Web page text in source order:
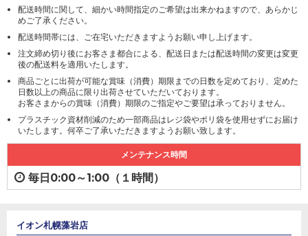
配送時間に関して、細かい時間指定のご希望は出来かねますので、あらかじ
めご了承ください。
配送時間帯には、ご在宅いただきますようお願い申し上げます。
注文締め切り後にお客さま都合による、配送日または配送時間の変更は変更
後の配送料を適用いたします。
商品ごとに出荷が可能な賞味（消費）期限までの日数を定めており、定めた
日数以上の商品に限り出荷させていただいております。
お客さまからの賞味（消費）期限のご指定やご要望は承っておりません。
プラスチック資材削減のため一部商品はレジ袋やポリ袋を使用せずにお届け
いたします。何卒ご了承いただきますようお願い致します。
メンテナンス時間
毎日0:00～1:00（１時間）
イオン札幌藻岩店